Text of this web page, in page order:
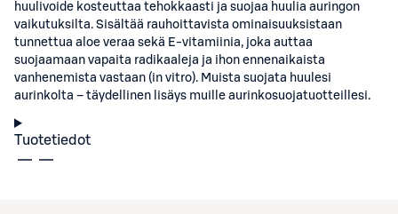
huulivoide kosteuttaa tehokkaasti ja suojaa huulia auringon
vaikutuksilta. Sisältää rauhoittavista ominaisuuksistaan
tunnettua aloe veraa sekä E-vitamiinia, joka auttaa
suojaamaan vapaita radikaaleja ja ihon ennenaikaista
vanhenemista vastaan (in vitro). Muista suojata huulesi
aurinkolta – täydellinen lisäys muille aurinkosuojatuotteillesi.
Tuotetiedot